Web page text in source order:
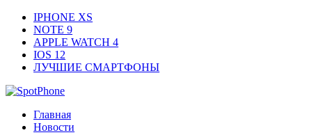
IPHONE XS
NOTE 9
APPLE WATCH 4
IOS 12
ЛУЧШИЕ СМАРТФОНЫ
Главная
Новости